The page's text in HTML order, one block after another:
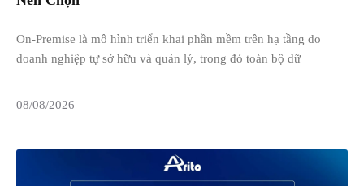
On-Premise là mô hình triển khai phần mềm trên hạ tầng do
doanh nghiệp tự sở hữu và quản lý, trong đó toàn bộ dữ
08/08/2026